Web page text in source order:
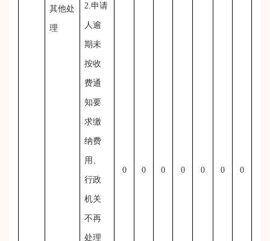
其他处
理
2.申请
人逾
期未
按收
费通
知要
求缴
纳费
用、
行政
机关
不再
处理
0 0 0 0 0 0 0